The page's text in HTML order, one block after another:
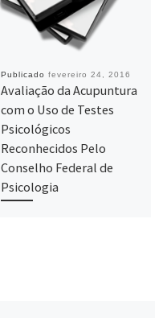
Publicado fevereiro 24, 2016
Avaliação da Acupuntura
com o Uso de Testes
Psicológicos
Reconhecidos Pelo
Conselho Federal de
Psicologia